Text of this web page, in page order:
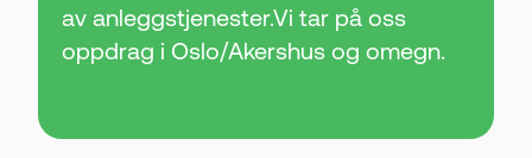
av anleggstjenester.Vi tar på oss
oppdrag i Oslo/Akershus og omegn.